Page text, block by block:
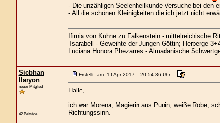
- Die unzähligen Seelenheilkunde-Versuche bei den
- All die schönen Kleinigkeiten die ich jetzt nicht
Ifirnia von Kuhne zu Falkenstein - mittelreichische
Tsarabell - Geweihte der Jungen Göttin; Herberge
Luciana Honora Phezarres - Almadanische
Siobhan
Ilaryon
neues Mitglied
42 Beiträge
Erstellt am: 10 Apr 2017 : 20:54:36 Uhr
Hallo,
ich war Morena, Magierin aus Punin, weiße Robe,
Richtungssinn.